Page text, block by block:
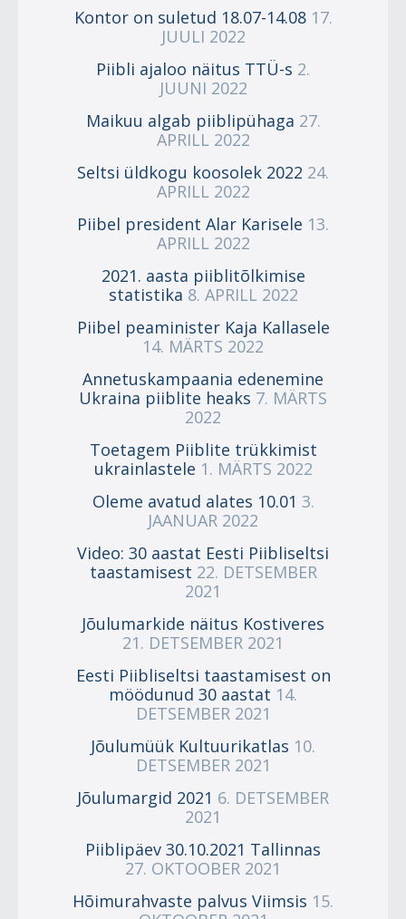
Kontor on suletud 18.07-14.08 17.
JUULI 2022
Piibli ajaloo näitus TTÜ-s 2.
JUUNI 2022
Maikuu algab piiblipühaga 27.
APRILL 2022
Seltsi üldkogu koosolek 2022 24.
APRILL 2022
Piibel president Alar Karisele 13.
APRILL 2022
2021. aasta piiblitõlkimise
statistika 8. APRILL 2022
Piibel peaminister Kaja Kallasele
14. MÄRTS 2022
Annetuskampaania edenemine
Ukraina piiblite heaks 7. MÄRTS
2022
Toetagem Piiblite trükkimist
ukrainlastele 1. MÄRTS 2022
Oleme avatud alates 10.01 3.
JAANUAR 2022
Video: 30 aastat Eesti Piibliseltsi
taastamisest 22. DETSEMBER
2021
Jõulumarkide näitus Kostiveres
21. DETSEMBER 2021
Eesti Piibliseltsi taastamisest on
möödunud 30 aastat 14.
DETSEMBER 2021
Jõulumüük Kultuurikatlas 10.
DETSEMBER 2021
Jõulumargid 2021 6. DETSEMBER
2021
Piiblipäev 30.10.2021 Tallinnas
27. OKTOOBER 2021
Hõimurahvaste palvus Viimsis 15.